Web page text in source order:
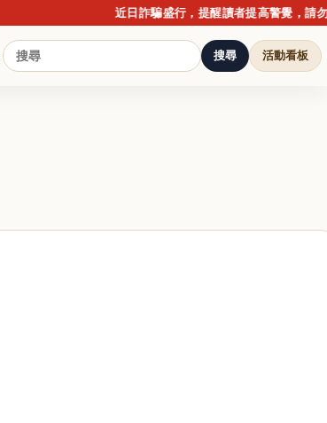
近日詐騙盛行，提醒讀者提高警覺，請勿點擊
搜尋 活動看板